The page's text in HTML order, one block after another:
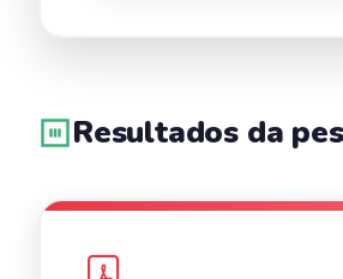
Resultados da